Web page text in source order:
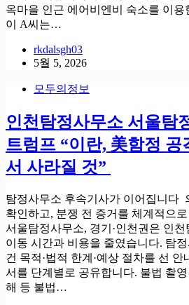
옥마을 인근 에어비엔비 숙소를 이
이 A씨는…
rkdalsgh03
5월 5, 2026
모두의정보
인천탐정사무소 서울탐
트럼프 “이란, 美함정 공
서 사라질 것”
탐정사무소 후속기사가 이어집니다
확인하고, 분쟁 전 증거를 체계적으
서울탐정사무소, 경기·인천권은 인
이동 시간과 비용을 줄였습니다. 탐
건 목적·법적 한계·예상 절차를 선
서를 단계별로 공유합니다. 불법 촬영
해 등 불법…